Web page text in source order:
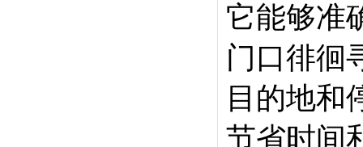
它能够准
门口徘徊
目的地和
节省时间